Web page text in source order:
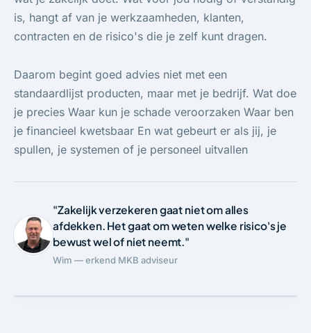
is, hangt af van je werkzaamheden, klanten,
contracten en de risico's die je zelf kunt dragen.
Daarom begint goed advies niet met een
standaardlijst producten, maar met je bedrijf. Wat doe
je precies Waar kun je schade veroorzaken Waar ben
je financieel kwetsbaar En wat gebeurt er als jij, je
spullen, je systemen of je personeel uitvallen
"Zakelijk verzekeren gaat niet om alles
afdekken. Het gaat om weten welke risico's je
bewust wel of niet neemt."
Wim — erkend MKB adviseur